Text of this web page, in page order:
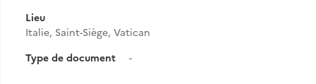
Lieu
Italie, Saint-Siège, Vatican
Type de document
-